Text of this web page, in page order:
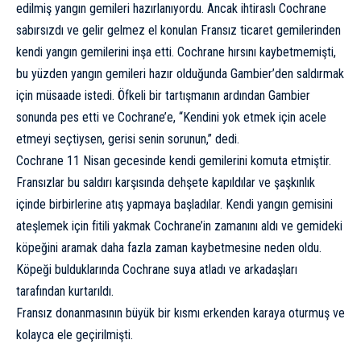
edilmiş yangın gemileri hazırlanıyordu. Ancak ihtiraslı Cochrane
sabırsızdı ve gelir gelmez el konulan Fransız ticaret gemilerinden
kendi yangın gemilerini inşa etti. Cochrane hırsını kaybetmemişti,
bu yüzden yangın gemileri hazır olduğunda Gambier’den saldırmak
için müsaade istedi. Öfkeli bir tartışmanın ardından Gambier
sonunda pes etti ve Cochrane’e, “Kendini yok etmek için acele
etmeyi seçtiysen, gerisi senin sorunun,” dedi.
Cochrane 11 Nisan gecesinde kendi gemilerini komuta etmiştir.
Fransızlar bu saldırı karşısında dehşete kapıldılar ve şaşkınlık
içinde birbirlerine atış yapmaya başladılar. Kendi yangın gemisini
ateşlemek için fitili yakmak Cochrane’in zamanını aldı ve gemideki
köpeğini aramak daha fazla zaman kaybetmesine neden oldu.
Köpeği bulduklarında Cochrane suya atladı ve arkadaşları
tarafından kurtarıldı.
Fransız donanmasının büyük bir kısmı erkenden karaya oturmuş ve
kolayca ele geçirilmişti.